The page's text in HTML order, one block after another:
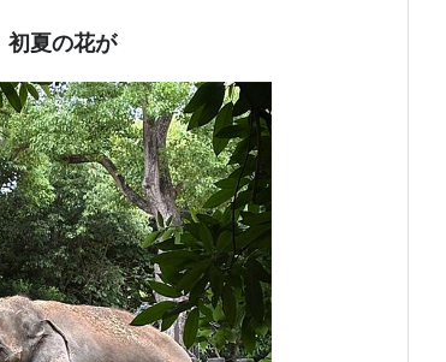
サンマはのっていない 。
夏の花が